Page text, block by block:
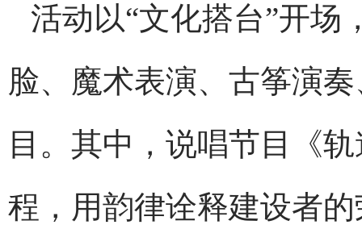
活动以“文化搭台”开场
脸、魔术表演、古筝演
目。其中，说唱节目《
程，用韵律诠释建设者